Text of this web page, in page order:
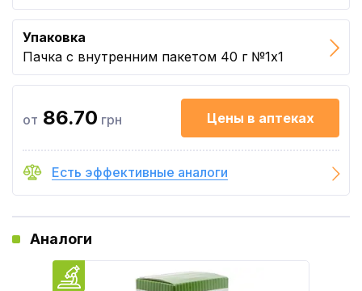
Упаковка
Пачка с внутренним пакетом 40 г №1x1
от 86.70 грн Цены в аптеках
Есть эффективные аналоги
Аналоги